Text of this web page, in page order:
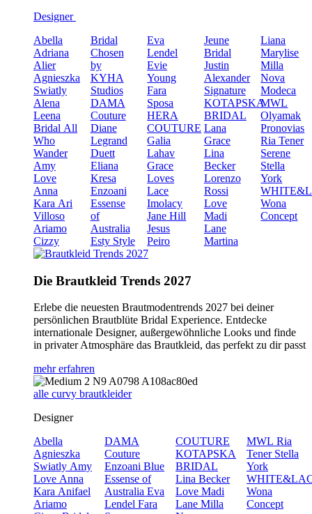
Designer
Abella
Adriana
Alier
Agnieszka
Swiatly
Alena
Leena
Bridal All
Who
Wander
Amy
Love
Anna
Kara Ari
Villoso
Ariamo
Cizzy
Bridal
Chosen
by
KYHA
Studios
DAMA
Couture
Diane
Legrand
Duett
Eliana
Kresa
Enzoani
Essense
of
Australia
Esty Style
Eva
Lendel
Evie
Young
Fara
Sposa
HERA
COUTURE
Galia
Lahav
Grace
Loves
Lace
Imolacy
Jane Hill
Jesus
Peiro
Jeune
Bridal
Justin
Alexander
Signature
KOTAPSKA
BRIDAL
Lana
Grace
Lina
Becker
Lorenzo
Rossi
Love
Madi
Lane
Martina
Liana
Marylise
Milla
Nova
Modeca
MWL
Olyamak
Pronovias
Ria Tener
Serene
Stella
York
Wona
Concept
Die Brautkleid Trends 2027
Erlebe die neuesten Brautmodentrends 2027 bei deiner
persönlichen Brautblüte Bridal Experience. Entdecke
internationale Designer, außergewöhnliche Looks und finde
in privater Atmosphäre das Brautkleid, das perfekt zu dir passt
mehr erfahren
alle curvy brautkleider
Designer
Abella
Agnieszka
Swiatly Amy
Love Anna
Kara Anifael
Ariamo
DAMA
Couture
Enzoani Blue
Essense of
Australia Eva
Lendel Fara
COUTURE
KOTAPSKA
BRIDAL
Lina Becker
Love Madi
Lane Milla
MWL Ria
Tener Stella
York
Wona
Concept